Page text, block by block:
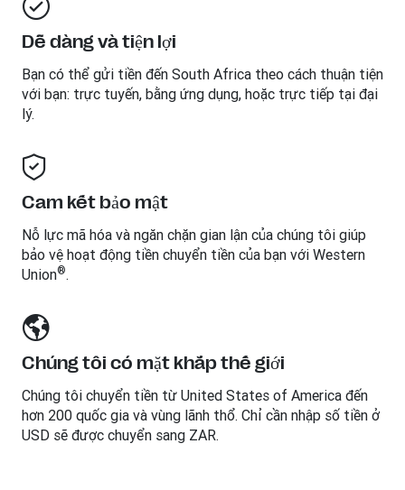
Dễ dàng và tiện lợi
Bạn có thể gửi tiền đến South Africa theo cách thuận tiện
với bạn: trực tuyến, bằng ứng dụng, hoặc trực tiếp tại đại
lý.
Cam kết bảo mật
Nỗ lực mã hóa và ngăn chặn gian lận của chúng tôi giúp
bảo vệ hoạt động tiền chuyển tiền của bạn với Western
Union®.
Chúng tôi có mặt khắp thế giới
Chúng tôi chuyển tiền từ United States of America đến
hơn 200 quốc gia và vùng lãnh thổ. Chỉ cần nhập số tiền ở
USD sẽ được chuyển sang ZAR.